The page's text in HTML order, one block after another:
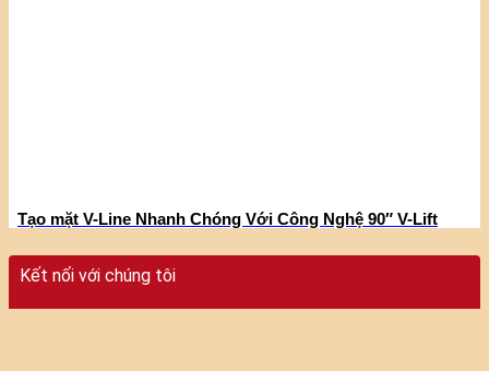
Tạo mặt V-Line Nhanh Chóng Với Công Nghệ 90″ V-Lift
Kết nối với chúng tôi